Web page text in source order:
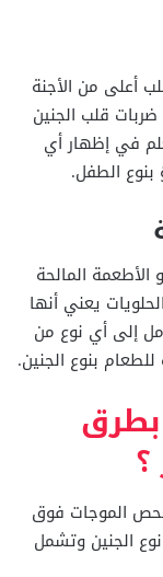
أعلى من الأجنة
قلب الجنين
في إظهار أي
الطفل.
المالحة
يعني أنها
إلى أي نوع من
بنوع الجنين.
الموجات فوق
الجنين وتشمل